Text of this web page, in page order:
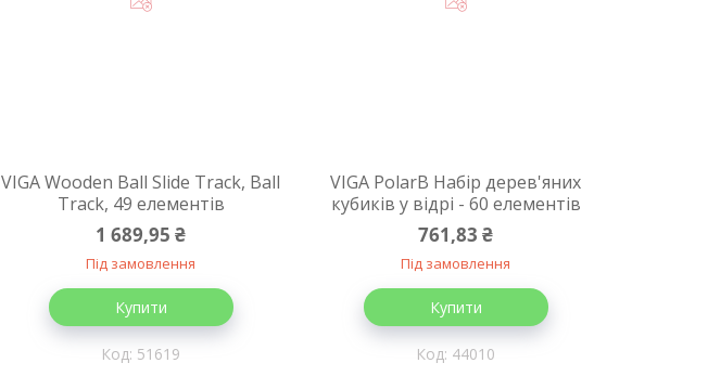
VIGA Wooden Ball Slide Track, Ball
Track, 49 елементів
1 689,95 ₴
Під замовлення
Купити
51619
VIGA PolarB Набір дерев'яних
кубиків у відрі - 60 елементів
761,83 ₴
Під замовлення
Купити
44010